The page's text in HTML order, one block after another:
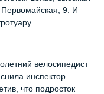
Первомайская, 9. И
велосипедист
инспектор
что подросток